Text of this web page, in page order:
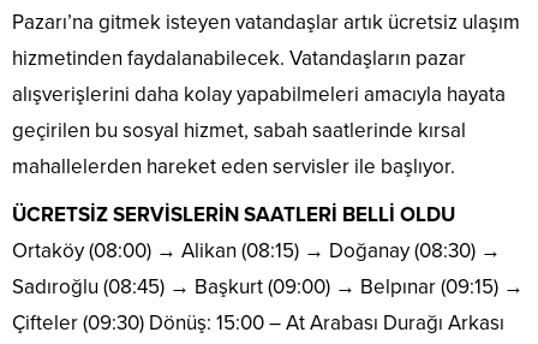
Pazarı’na gitmek isteyen vatandaşlar artık ücretsiz ulaşım
hizmetinden faydalanabilecek. Vatandaşların pazar
alışverişlerini daha kolay yapabilmeleri amacıyla hayata
geçirilen bu sosyal hizmet, sabah saatlerinde kırsal
mahallelerden hareket eden servisler ile başlıyor.
ÜCRETSİZ SERVİSLERİN SAATLERİ BELLİ OLDU
Ortaköy (08:00) → Alikan (08:15) → Doğanay (08:30) →
Sadıroğlu (08:45) → Başkurt (09:00) → Belpınar (09:15) →
Çifteler (09:30) Dönüş: 15:00 – At Arabası Durağı Arkası